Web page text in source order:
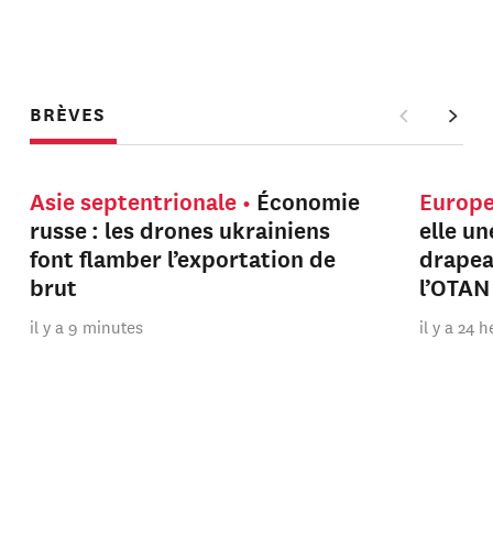
BRÈVES
Asie septentrionale
Économie
russe : les drones ukrainiens
font flamber l’exportation de
brut
il y a 9 minutes
elle
il y a 24